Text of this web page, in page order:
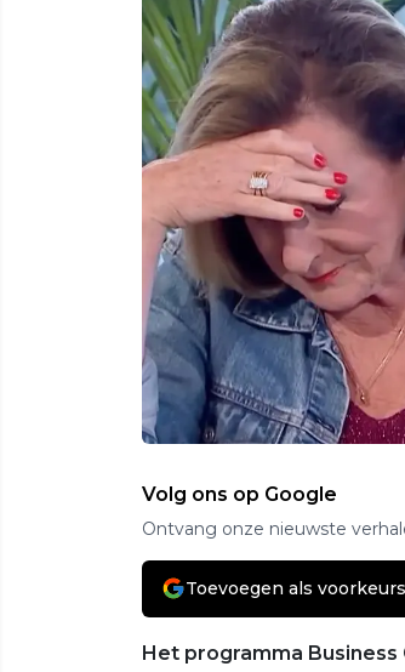
Volg ons op Google
Ontvang onze nieuwste
Toevoegen als
Het programma